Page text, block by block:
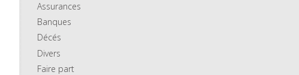
Assurances
Banques
Décés
Divers
Faire part